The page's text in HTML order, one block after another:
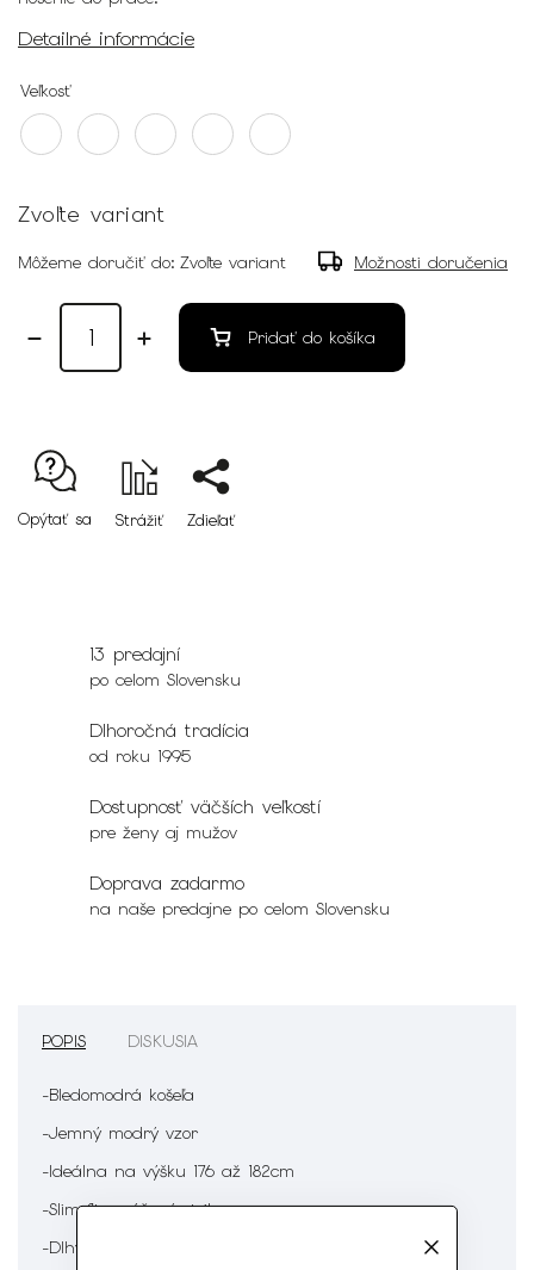
Detailné informácie
Veľkosť
Zvoľte variant
Môžeme doručiť do: Zvoľte variant Možnosti doručenia
Pridať do košíka
Opýtať sa Strážiť Zdieľať
13 predajní
po celom Slovensku
Dlhoročná tradícia
od roku 1995
Dostupnosť väčších veľkostí
pre ženy aj mužov
Doprava zadarmo
na naše predajne po celom Slovensku
POPIS DISKUSIA
-Bledomodrá košeľa
-Jemný modrý vzor
-Ideálna na výšku 176 až 182cm
-Slim fit - zúžený strih
-Dlhý rukáv